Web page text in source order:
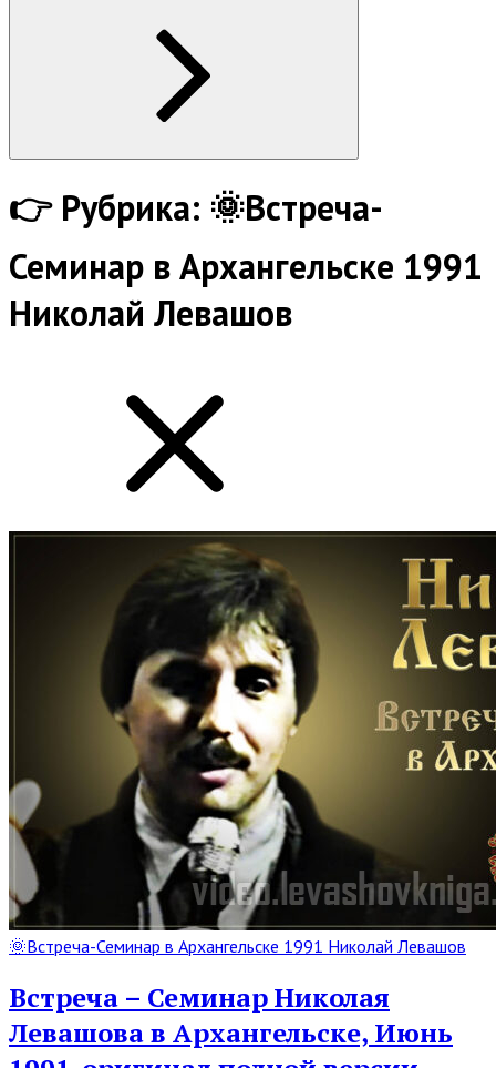
👉 Рубрика: 🌞Встреча-
Семинар в Архангельске 1991
Николай Левашов
Read
Post
🌞Встреча-Семинар в Архангельске 1991 Николай Левашов
Встреча – Семинар Николая
Левашова в Архангельске, Июнь